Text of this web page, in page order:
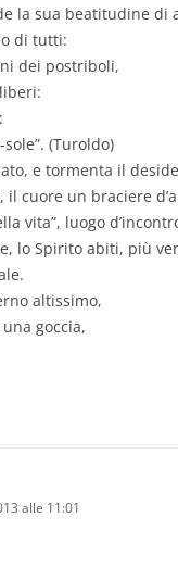
la sua beatitudine di
di tutti:
dei postriboli,
(Turoldo)
e tormenta il
il cuore un braciere
vita”, luogo
lo Spirito abiti, più
altissimo,
goccia,
alle 11:01